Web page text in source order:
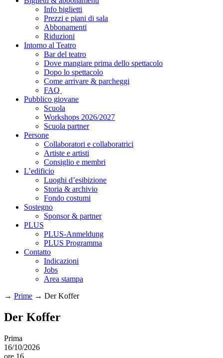
Info biglietti
Prezzi e piani di sala
Abbonamenti
Riduzioni
Intorno al Teatro
Bar del teatro
Dove mangiare prima dello spettacolo
Dopo lo spettacolo
Come arrivare & parcheggi
FAQ
Pubblico giovane
Scuola
Workshops 2026/2027
Scuola partner
Persone
Collaboratori e collaboratrici
Artiste e artisti
Consiglio e membri
L’edificio
Luoghi d’esibizione
Storia & archivio
Fondo costumi
Sostegno
Sponsor & partner
PLUS
PLUS-Anmeldung
PLUS Programma
Contatto
Indicazioni
Jobs
Area stampa
→ Prime → Der Koffer
Der Koffer
Prima
16/10/2026
ore 16